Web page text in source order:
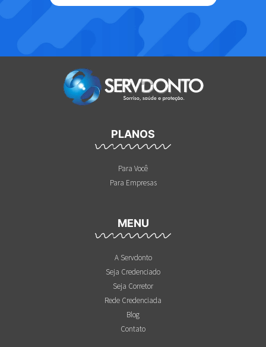
PLANOS
Para Você
Para Empresas
MENU
A Servdonto
Seja Credenciado
Seja Corretor
Rede Credenciada
Blog
Contato